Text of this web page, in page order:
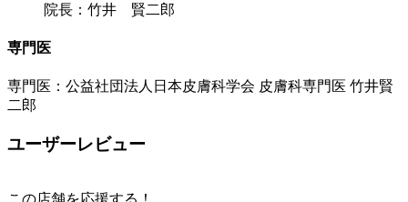
院長：竹井 賢二郎
専門医
専門医：公益社団法人日本皮膚科学会 皮膚科専門医 竹井賢
二郎
ユーザーレビュー
この店舗を応援する！